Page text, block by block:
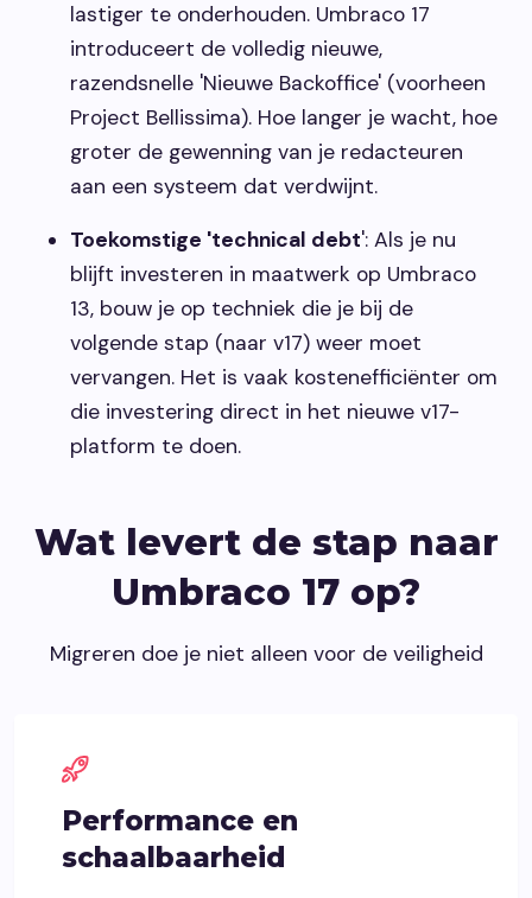
lastiger te onderhouden. Umbraco 17
introduceert de volledig nieuwe,
razendsnelle 'Nieuwe Backoffice' (voorheen
Project Bellissima). Hoe langer je wacht, hoe
groter de gewenning van je redacteuren
aan een systeem dat verdwijnt.
Toekomstige 'technical debt': Als je nu
blijft investeren in maatwerk op Umbraco
13, bouw je op techniek die je bij de
volgende stap (naar v17) weer moet
vervangen. Het is vaak kostenefficiënter om
die investering direct in het nieuwe v17-
platform te doen.
Wat levert de stap naar
Umbraco 17 op?
Migreren doe je niet alleen voor de veiligheid
Performance en
schaalbaarheid